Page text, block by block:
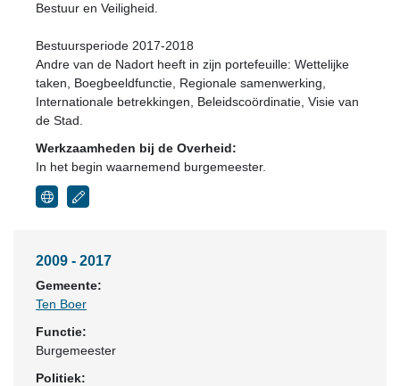
Bestuur en Veiligheid.
Bestuursperiode 2017-2018
Andre van de Nadort heeft in zijn portefeuille: Wettelijke
taken, Boegbeeldfunctie, Regionale samenwerking,
Internationale betrekkingen, Beleidscoördinatie, Visie van
de Stad.
Werkzaamheden bij de Overheid:
In het begin waarnemend burgemeester.
2009 - 2017
Gemeente:
Ten Boer
Functie:
Burgemeester
Politiek: